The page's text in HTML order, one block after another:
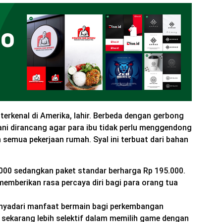
di Amerika, lahir. Berbeda dengan gerbong
dirancang agar para ibu tidak perlu menggendong
pekerjaan rumah. Syal ini terbuat dari bahan
sedangkan paket standar berharga Rp 195.000.
rasa percaya diri bagi para orang tua
manfaat bermain bagi perkembangan
lebih selektif dalam memilih game dengan